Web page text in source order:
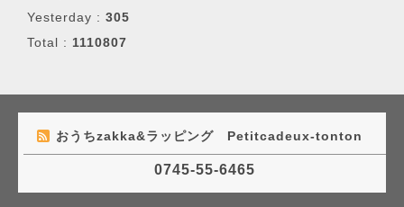
Yesterday : 305
Total : 1110807
おうちzakka&ラッピング Petitcadeux-tonton
0745-55-6465